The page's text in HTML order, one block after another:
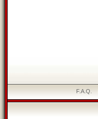
F.A.Q.